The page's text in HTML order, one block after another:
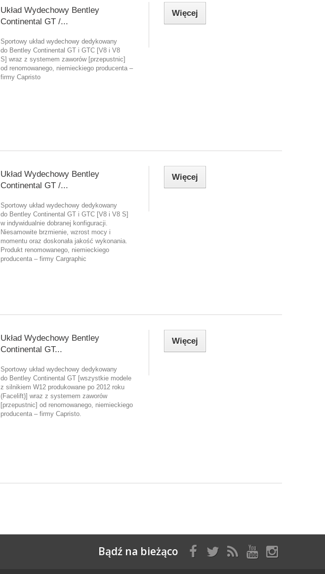
Układ Wydechowy Bentley
Continental GT /...
Sportowy układ wydechowy dedykowany
do Bentley Continental GT i GTC [V8 i V8
S] wraz z systemem zaworów [przepustnic]
od renomowanego, niemieckiego producenta –
firmy Capristo
Więcej
Układ Wydechowy Bentley
Continental GT /...
Sportowy układ wydechowy dedykowany
do Bentley Continental GT i GTC [V8 i V8 S]
w indywidualnie dobranej konfiguracji.
Niesamowite brzmienie, wzrost mocy i
momentu oraz doskonała jakość wykonania.
Produkt renomowanego, niemieckiego
producenta – firmy Cargraphic
Więcej
Układ Wydechowy Bentley
Continental GT...
Sportowy układ wydechowy dedykowany
do Bentley Continental GT [wszystkie modele
z silnikiem W12 produkowane po 2012 roku
(Facelift)] wraz z systemem zaworów
[przepustnic] od renomowanego, niemieckiego
producenta – firmy Capristo.
Więcej
Bądź na bieżąco